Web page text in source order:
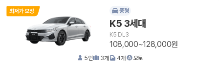
중형
K5 3세대
K5 DL3
108,000~128,000원
5인 3개 4개 오토